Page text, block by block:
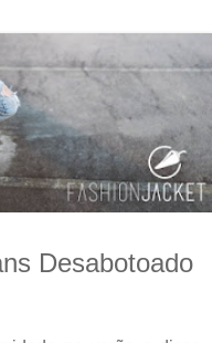
Desabotoado